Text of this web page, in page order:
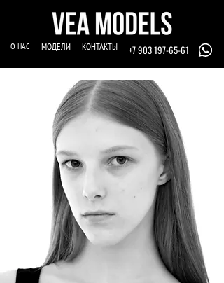
О НАС МОДЕЛИ КОНТАКТЫ +7 903 197-65-61